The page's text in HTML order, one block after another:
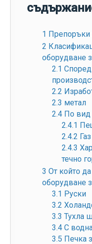
1 Препоръки
2
оборудване
2.1
2.2
2.3 метал
2.4 По вид
2.4.1
2.4.2
2.4.3
течно
3 От който
оборудване
3.1 Руски
3.2
3.3 Тухла
3.4 С
3.5 Печка